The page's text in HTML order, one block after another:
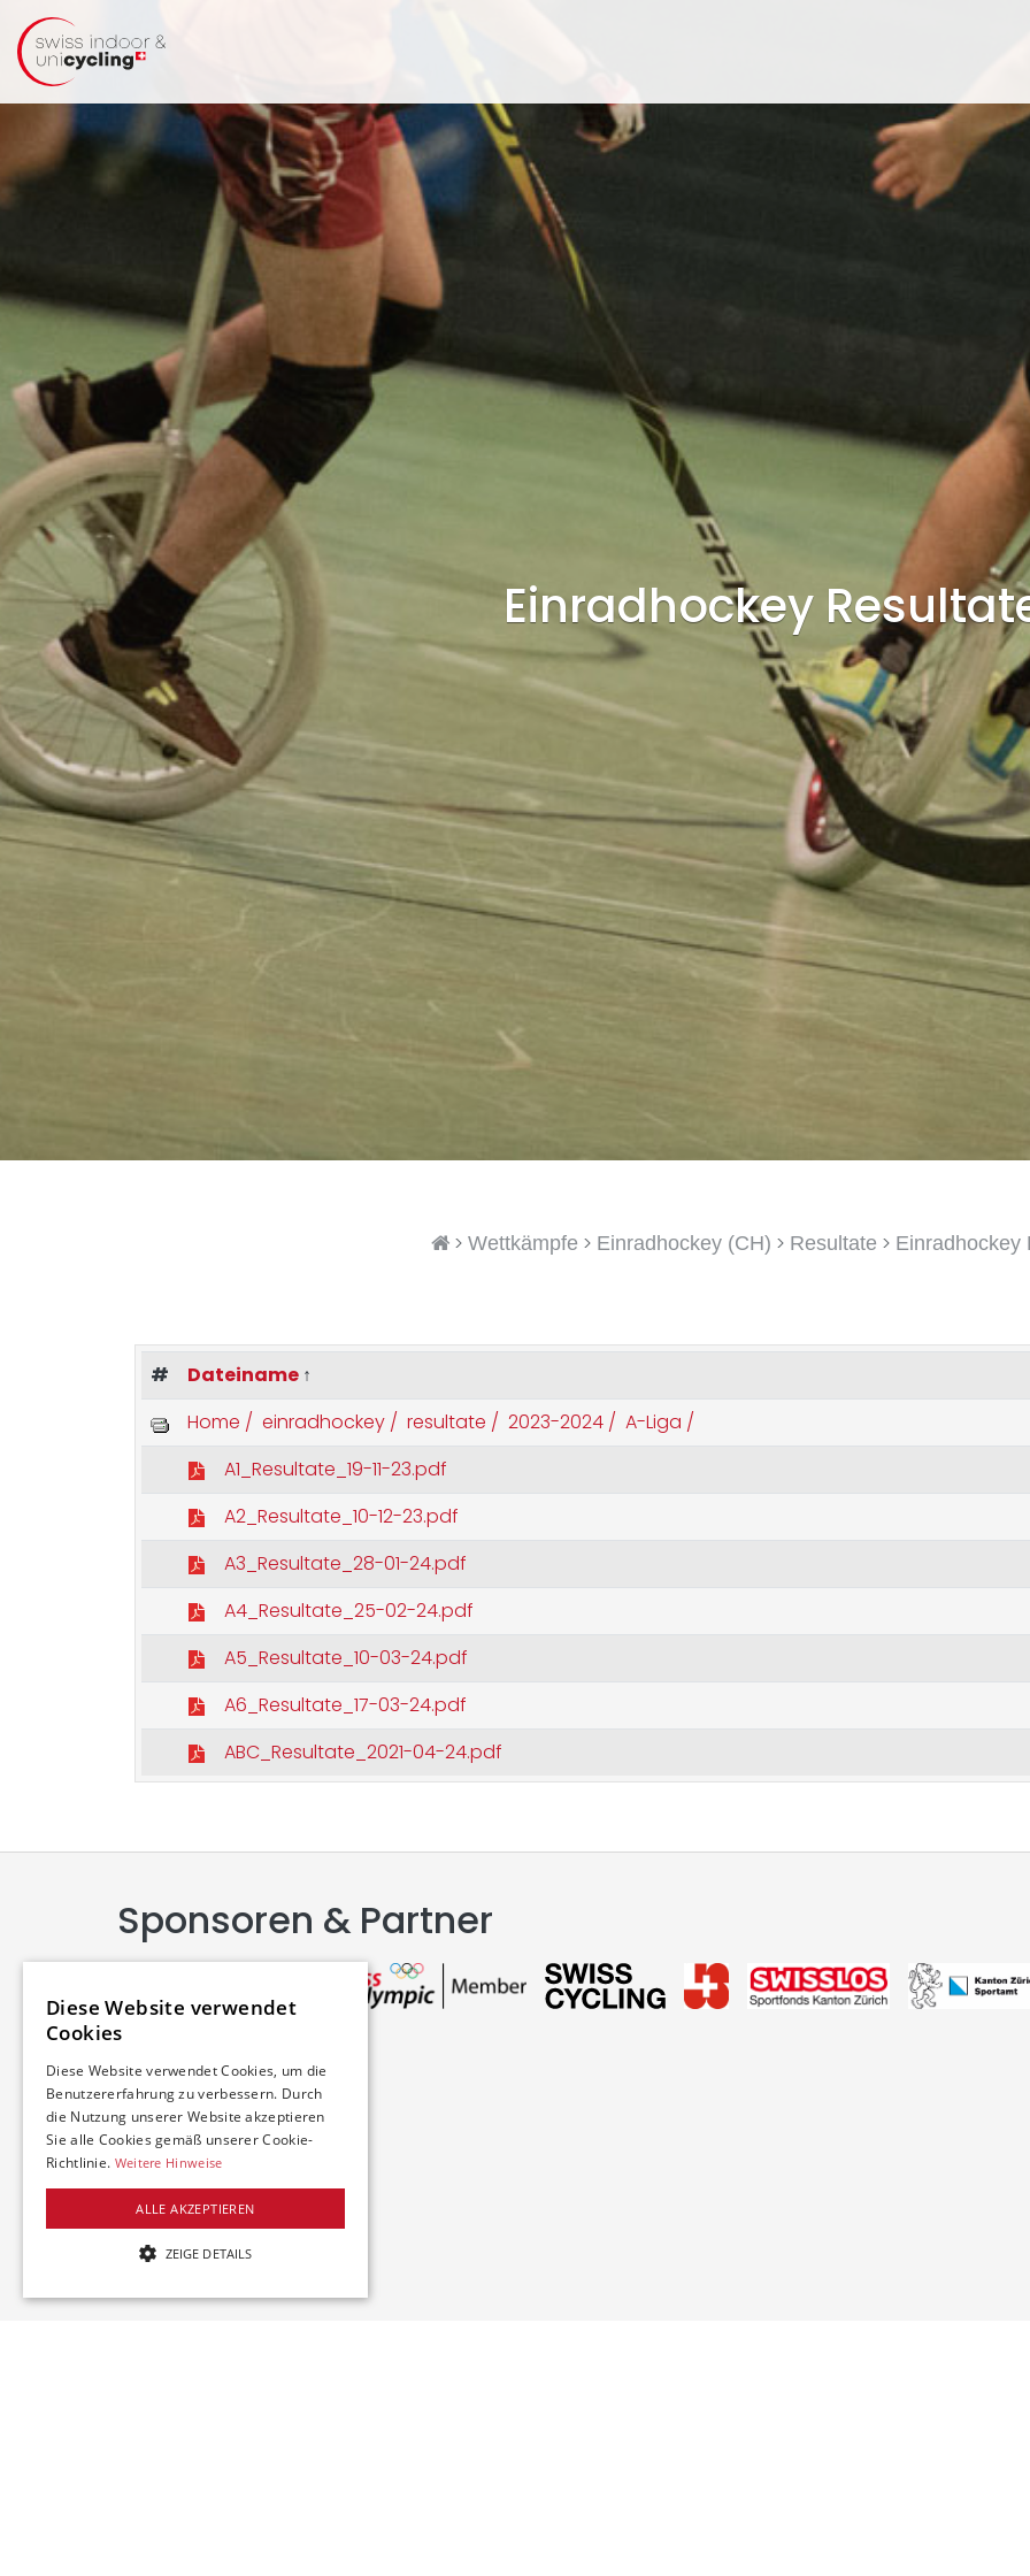
Einradhockey
> Wettkämpfe > Einradhockey (CH) > Resultate > Einradhockey
# Dateiname ↑
Home / einradhockey / resultate / 2023-2024 / A-Liga /
A1_Resultate_19-11-23.pdf
A2_Resultate_10-12-23.pdf
A3_Resultate_28-01-24.pdf
A4_Resultate_25-02-24.pdf
A5_Resultate_10-03-24.pdf
A6_Resultate_17-03-24.pdf
ABC_Resultate_2021-04-24.pdf
Sponsoren & Partner
Partner
Diese Website verwendet
Cookies
Diese Website verwendet Cookies, um die
Benutzererfahrung zu verbessern. Durch
die Nutzung unserer Website akzeptieren
Sie alle Cookies gemäß unserer Cookie-
Richtlinie. Weitere Hinweise
ALLE AKZEPTIEREN
ZEIGE DETAILS
UNBEDINGT NOTWENDIGE